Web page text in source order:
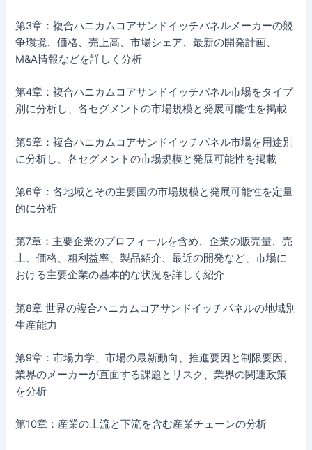
第3章：複合ハニカムコアサンドイッチパネルメーカーの競
争環境、価格、売上高、市場シェア、最新の開発計画、
M&A情報などを詳しく分析
第4章：複合ハニカムコアサンドイッチパネル市場をタイプ
別に分析し、各セグメントの市場規模と発展可能性を掲載
第5章：複合ハニカムコアサンドイッチパネル市場を用途別
に分析し、各セグメントの市場規模と発展可能性を掲載
第6章：各地域とその主要国の市場規模と発展可能性を定量
的に分析
第7章：主要企業のプロフィールを含め、企業の販売量、売
上、価格、粗利益率、製品紹介、最近の開発など、市場に
おける主要企業の基本的な状況を詳しく紹介
第8章 世界の複合ハニカムコアサンドイッチパネルの地域別
生産能力
第9章：市場力学、市場の最新動向、推進要因と制限要因、
業界のメーカーが直面する課題とリスク、業界の関連政策
を分析
第10章：産業の上流と下流を含む産業チェーンの分析